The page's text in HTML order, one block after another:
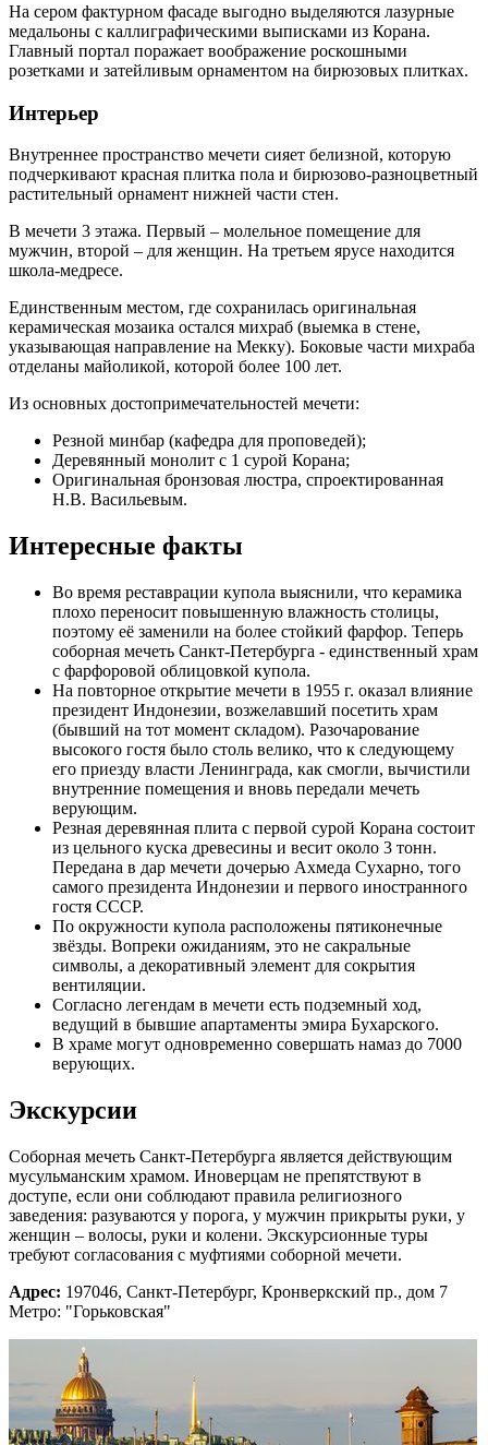
На сером фактурном фасаде выгодно выделяются лазурные
медальоны с каллиграфическими выписками из Корана.
Главный портал поражает воображение роскошными
розетками и затейливым орнаментом на бирюзовых плитках.
Интерьер
Внутреннее пространство мечети сияет белизной, которую
подчеркивают красная плитка пола и бирюзово-разноцветный
растительный орнамент нижней части стен.
В мечети 3 этажа. Первый – молельное помещение для
мужчин, второй – для женщин. На третьем ярусе находится
школа-медресе.
Единственным местом, где сохранилась оригинальная
керамическая мозаика остался михраб (выемка в стене,
указывающая направление на Мекку). Боковые части михраба
отделаны майоликой, которой более 100 лет.
Из основных достопримечательностей мечети:
Резной минбар (кафедра для проповедей);
Деревянный монолит с 1 сурой Корана;
Оригинальная бронзовая люстра, спроектированная
Н.В. Васильевым.
Интересные факты
Во время реставрации купола выяснили, что керамика
плохо переносит повышенную влажность столицы,
поэтому её заменили на более стойкий фарфор. Теперь
соборная мечеть Санкт-Петербурга - единственный храм
с фарфоровой облицовкой купола.
На повторное открытие мечети в 1955 г. оказал влияние
президент Индонезии, возжелавший посетить храм
(бывший на тот момент складом). Разочарование
высокого гостя было столь велико, что к следующему
его приезду власти Ленинграда, как смогли, вычистили
внутренние помещения и вновь передали мечеть
верующим.
Резная деревянная плита с первой сурой Корана состоит
из цельного куска древесины и весит около 3 тонн.
Передана в дар мечети дочерью Ахмеда Сухарно, того
самого президента Индонезии и первого иностранного
гостя СССР.
По окружности купола расположены пятиконечные
звёзды. Вопреки ожиданиям, это не сакральные
символы, а декоративный элемент для сокрытия
вентиляции.
Согласно легендам в мечети есть подземный ход,
ведущий в бывшие апартаменты эмира Бухарского.
В храме могут одновременно совершать намаз до 7000
верующих.
Экскурсии
Соборная мечеть Санкт-Петербурга является действующим
мусульманским храмом. Иноверцам не препятствуют в
доступе, если они соблюдают правила религиозного
заведения: разуваются у порога, у мужчин прикрыты руки, у
женщин – волосы, руки и колени. Экскурсионные туры
требуют согласования с муфтиями соборной мечети.
Адрес: 197046, Санкт-Петербург, Кронверкский пр., дом 7
Метро: "Горьковская"